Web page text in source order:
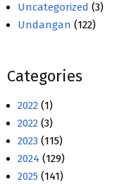
Uncategorized (3)
Undangan (122)
Categories
2022 (1)
2022 (3)
2023 (115)
2024 (129)
2025 (141)